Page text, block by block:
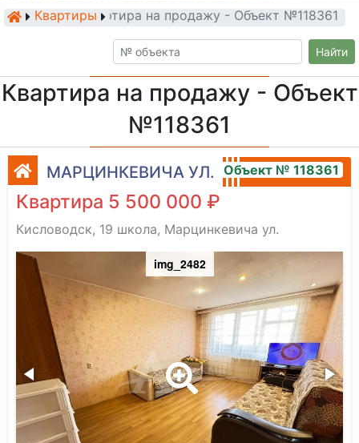
КвартирыКвартира на продажу - Объект №118361
Найти
Квартира на продажу - Объект
№118361
МАРЦИНКЕВИЧА УЛ. Объект № 118361
Квартира 5 500 000 ₽
Кисловодск, 19 школа, Марцинкевича ул.
img_2482